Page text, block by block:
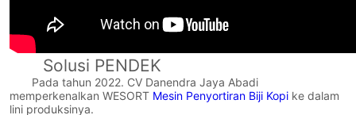
Solusi PENDEK
Pada tahun 2022. CV Danendra Jaya Abadi
memperkenalkan WESORT Mesin Penyortiran Biji Kopi ke dalam
lini produksinya.